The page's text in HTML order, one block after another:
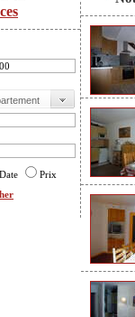
Date
Prix